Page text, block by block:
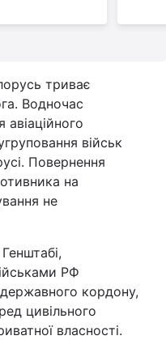
триває
Водночас
військ
Повернення
на
не
РФ
кордону,
цивільного
власності.